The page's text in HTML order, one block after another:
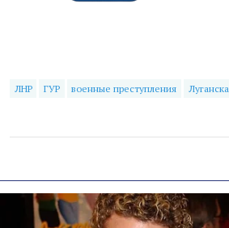
ЛНР ГУР военные преступления